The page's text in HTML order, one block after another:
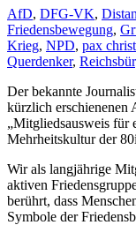
AfD, DFG-VK,
Friedensbewegung,
Krieg, NPD, pax
Querdenker,
Der bekannte
kürzlich erschienenen
„Mitgliedsausweis für
Mehrheitskultur der
Wir als langjährige
aktiven
berührt, dass
Symbole der